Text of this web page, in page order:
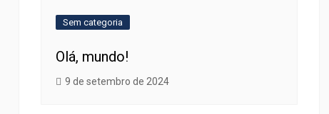
Sem categoria
Olá, mundo!
9 de setembro de 2024